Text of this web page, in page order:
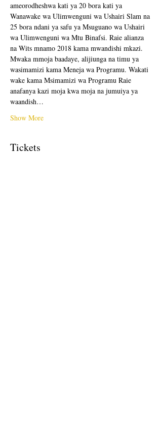
ameorodheshwa kati ya 20 bora kati ya
Wanawake wa Ulimwenguni wa Ushairi Slam na
25 bora ndani ya safu ya Msuguano wa Ushairi
wa Ulimwenguni wa Mtu Binafsi. Raie alianza
na Wits mnamo 2018 kama mwandishi mkazi.
Mwaka mmoja baadaye, alijiunga na timu ya
wasimamizi kama Meneja wa Programu. Wakati
wake kama Msimamizi wa Programu Raie
anafanya kazi moja kwa moja na jumuiya ya
waandish…
Show More
Tickets